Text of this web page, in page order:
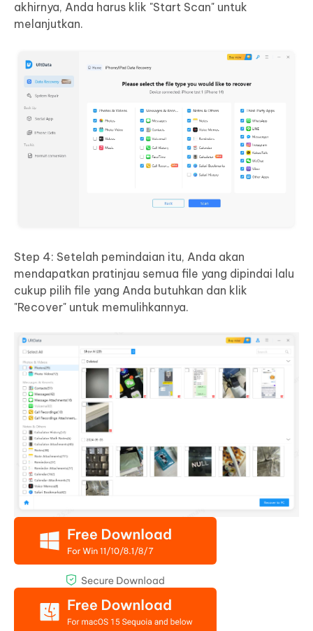
akhirnya, Anda harus klik "Start Scan" untuk
melanjutkan.
Step 4: Setelah pemindaian itu, Anda akan
mendapatkan pratinjau semua file yang dipindai lalu
cukup pilih file yang Anda butuhkan dan klik
"Recover" untuk memulihkannya.